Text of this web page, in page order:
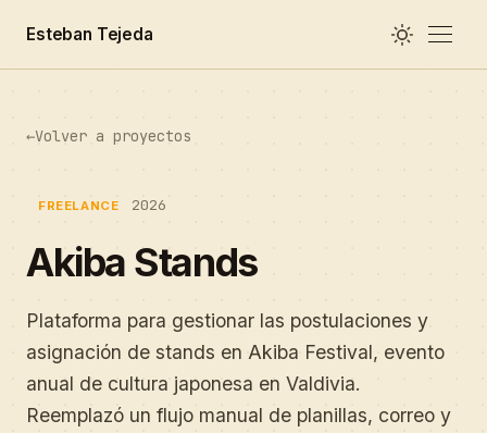
Esteban Tejeda
←Volver a proyectos
FREELANCE 2026
Akiba Stands
Plataforma para gestionar las postulaciones y
asignación de stands en Akiba Festival, evento
anual de cultura japonesa en Valdivia.
Reemplazó un flujo manual de planillas, correo y